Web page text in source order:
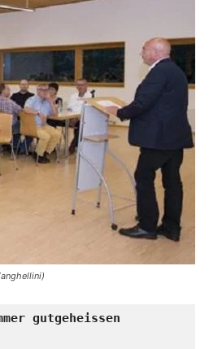
gutgeheissen